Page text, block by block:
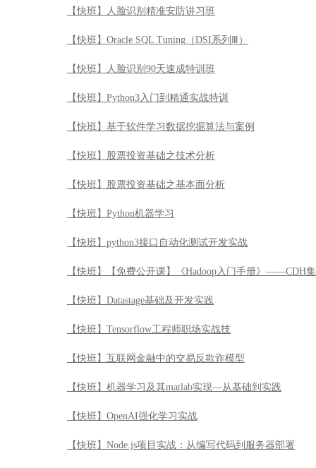
【快班】人脸识别精准安防讲习班
【快班】Oracle SQL Tuning（DSI系列Ⅲ）
【快班】人脸识别90天速成特训班
【快班】Python3入门到精通实战特训
【快班】基于软件学习数据挖掘算法与案例
【快班】股票投资基础之技术分析
【快班】股票投资基础之基本面分析
【快班】Python机器学习
【快班】python3接口自动化测试开发实战
【快班】【免费公开课】《Hadoop入门手册》——CDH
【快班】Datastage基础及开发实践
【快班】Tensorflow工程师职场实战技
【快班】互联网金融中的交易反欺诈模型
【快班】机器学习及其matlab实现—从基础到实践
【快班】OpenAI强化学习实战
【快班】Node.js项目实战：从编写代码到服务器部署